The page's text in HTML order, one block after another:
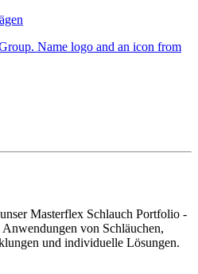
Masterflex Schlauch Portfolio -
von Schläuchen,
und individuelle Lösungen.